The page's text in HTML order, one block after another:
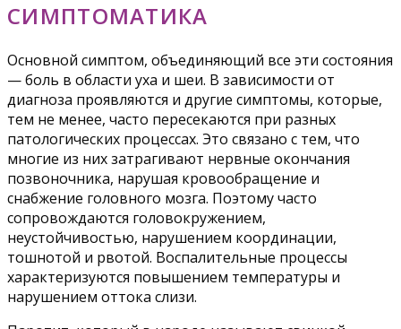
СИМПТОМАТИКА
Основной симптом, объединяющий все эти состояния
— боль в области уха и шеи. В зависимости от
диагноза проявляются и другие симптомы, которые,
тем не менее, часто пересекаются при разных
патологических процессах. Это связано с тем, что
многие из них затрагивают нервные окончания
позвоночника, нарушая кровообращение и
снабжение головного мозга. Поэтому часто
сопровождаются головокружением,
неустойчивостью, нарушением координации,
тошнотой и рвотой. Воспалительные процессы
характеризуются повышением температуры и
нарушением оттока слизи.